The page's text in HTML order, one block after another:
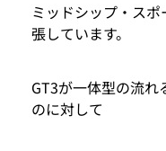
ミッドシップ・ス
張しています。
GT3が一体型の流
のに対して